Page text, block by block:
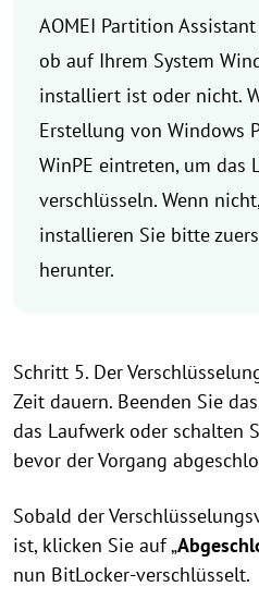
AOMEI Partition
ob auf Ihrem System
installiert ist oder nicht.
Erstellung von Windows
WinPE eintreten, um das
verschlüsseln. Wenn
installieren Sie bitte
herunter.
Schritt 5. Der
Zeit dauern. Beenden Sie
das Laufwerk oder schalten
bevor der Vorgang
Sobald der
ist, klicken Sie auf „
nun BitLocker-verschlüsselt.